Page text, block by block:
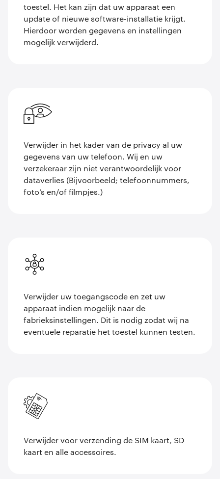
toestel. Het kan zijn dat uw apparaat een
update of nieuwe software-installatie krijgt.
Hierdoor worden gegevens en instellingen
mogelijk verwijderd.
Verwijder in het kader van de privacy al uw
gegevens van uw telefoon. Wij en uw
verzekeraar zijn niet verantwoordelijk voor
dataverlies (Bijvoorbeeld; telefoonnummers,
foto’s en/of filmpjes.)
Verwijder uw toegangscode en zet uw
apparaat indien mogelijk naar de
fabrieksinstellingen. Dit is nodig zodat wij na
eventuele reparatie het toestel kunnen testen.
Verwijder voor verzending de SIM kaart, SD
kaart en alle accessoires.